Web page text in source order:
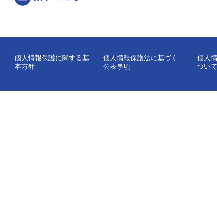
個人情報保護に関する基
本方針
個人情報保護法に基づく
公表事項
個人
ついて